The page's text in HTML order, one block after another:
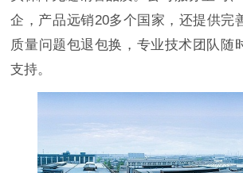
企，产品远销20多个国家，还提供完
质量问题包退包换，专业技术团队随
支持。